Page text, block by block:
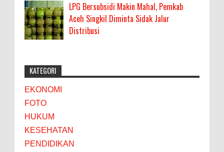
LPG Bersubsidi Makin Mahal, Pemkab
Aceh Singkil Diminta Sidak Jalur
Distribusi
KATEGORI
EKONOMI
FOTO
HUKUM
KESEHATAN
PENDIDIKAN